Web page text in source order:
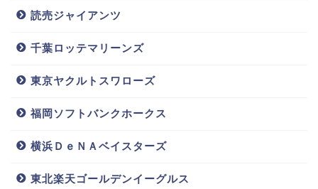
るのはとても素敵ですね。ご両親は当然の事、兄弟た
関連記事
読売ジャイアンツ
千葉ロッテマリーンズ
東京ヤクルトスワローズ
福岡ソフトバンクホークス
横浜ＤｅＮＡベイスターズ
東北楽天ゴールデンイーグルス